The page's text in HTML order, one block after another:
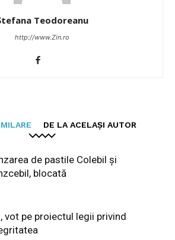
Teodoreanu
http://www.Zin.ro
DE LA ACELAȘI AUTOR
de pastile Colebil și
blocată
vot pe proiectul legii privind